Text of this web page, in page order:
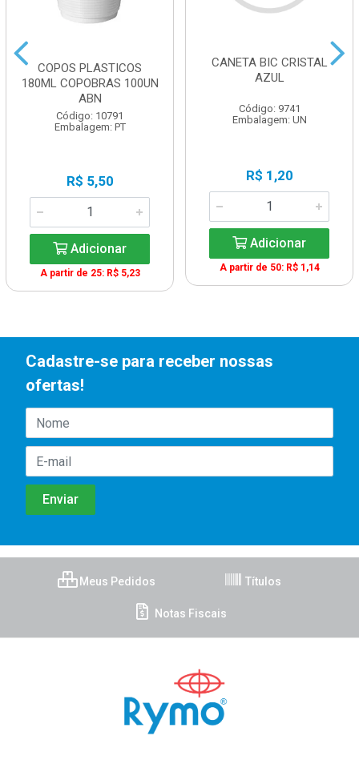
COPOS PLASTICOS
180ML COPOBRAS 100UN
ABN
Código: 10791
Embalagem: PT
R$ 5,50
Adicionar
A partir de 25: R$ 5,23
CANETA BIC CRISTAL
AZUL
Código: 9741
Embalagem: UN
R$ 1,20
Adicionar
A partir de 50: R$ 1,14
Cadastre-se para receber nossas
ofertas!
Meus Pedidos Títulos
Notas Fiscais